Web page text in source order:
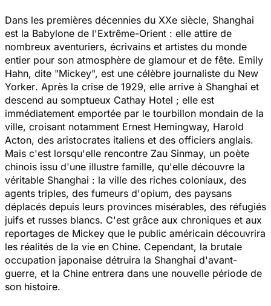
Dans les premières décennies du XXe siècle, Shanghai
est la Babylone de l'Extrême-Orient : elle attire de
nombreux aventuriers, écrivains et artistes du monde
entier pour son atmosphère de glamour et de fête. Emily
Hahn, dite "Mickey", est une célèbre journaliste du New
Yorker. Après la crise de 1929, elle arrive à Shanghai et
descend au somptueux Cathay Hotel ; elle est
immédiatement emportée par le tourbillon mondain de la
ville, croisant notamment Ernest Hemingway, Harold
Acton, des aristocrates italiens et des officiers anglais.
Mais c'est lorsqu'elle rencontre Zau Sinmay, un poète
chinois issu d'une illustre famille, qu'elle découvre la
véritable Shanghai : la ville des riches coloniaux, des
agents triples, des fumeurs d'opium, des paysans
déplacés depuis leurs provinces misérables, des réfugiés
juifs et russes blancs. C'est grâce aux chroniques et aux
reportages de Mickey que le public américain découvrira
les réalités de la vie en Chine. Cependant, la brutale
occupation japonaise détruira la Shanghai d'avant-
guerre, et la Chine entrera dans une nouvelle période de
son histoire.